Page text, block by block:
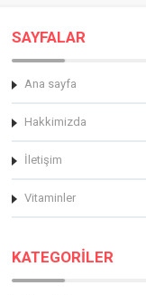
SAYFALAR
Ana sayfa
Hakkimizda
İletişim
Vitaminler
KATEGORİLER